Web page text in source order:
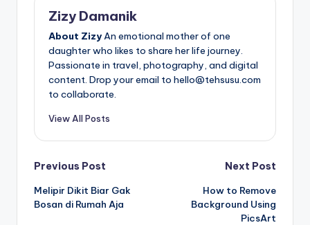
Zizy Damanik
About ZizyAn emotional mother of one
daughter who likes to share her life journey.
Passionate in travel, photography, and digital
content. Drop your email to hello@tehsusu.com
to collaborate.
View All Posts
Post
navigation
Previous Post
Melipir Dikit Biar Gak
Bosan di Rumah Aja
Next Post
How to Remove
Background Using
PicsArt